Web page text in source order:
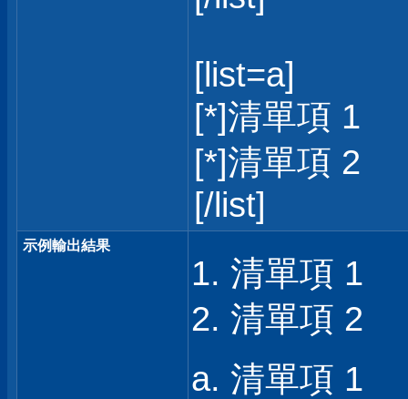
[list=a]
[*]清單項 1
[*]清單項 2
[/list]
示例輸出結果
清單項 1
清單項 2
清單項 1